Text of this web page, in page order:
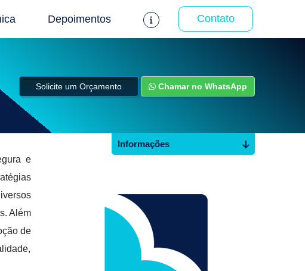
Depoimentos Contato
Solicite um Orçamento Chamar no WhatsApp
e
Além
de
Informações